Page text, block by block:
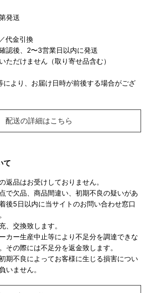
発送
代金引換
認後、2〜3営業日以内に発送
ただけません（取り寄せ品含む）
により、お届け日時が前後する場合がござ
配送の詳細はこちら
て
返品はお受けしておりません。
で欠品、商品間違い、初期不良の疑いがあ
後5日以内に当サイトのお問い合わせ窓口
、交換致します。
カー生産中止等により不足分を調達できな
その際には不足分を返金致します。
期不良によってお客様に生じる損害につい
いません。